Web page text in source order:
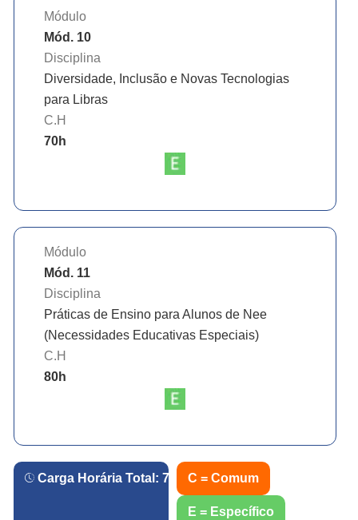
Módulo
Mód. 10
Disciplina
Diversidade, Inclusão e Novas Tecnologias
para Libras
C.H
70h
Módulo
Mód. 11
Disciplina
Práticas de Ensino para Alunos de Nee
(Necessidades Educativas Especiais)
C.H
80h
Carga Horária Total: 720 h.
C = Comum
E = Específico